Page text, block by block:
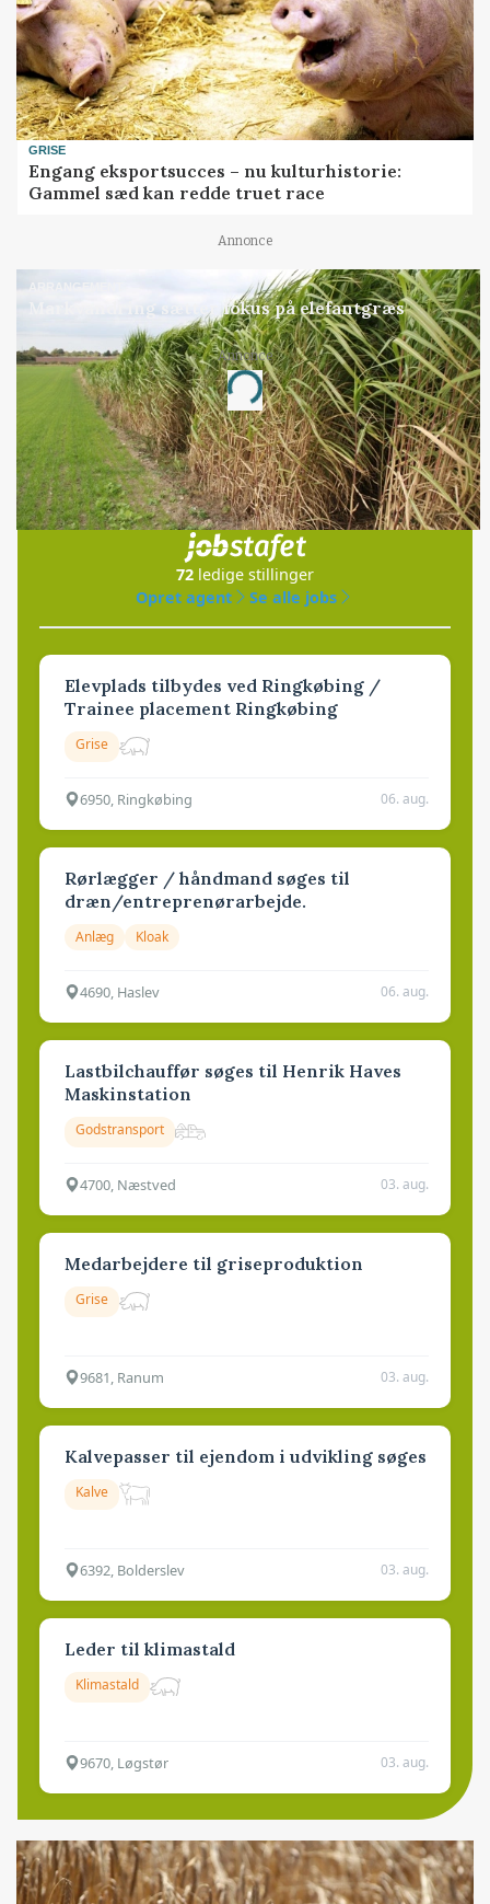
GRISE
Engang eksportsucces – nu kulturhistorie:
Gammel sæd kan redde truet race
Annonce
ARRANGEMENT
Markvandring sætter fokus på elefantgræs
Annonce
Loading...
Jobs
i samarbejde med
72 ledige stillinger
Opret agent
Se alle jobs
Elevplads tilbydes ved Ringkøbing /
Trainee placement Ringkøbing
Grise
6950, Ringkøbing 06. aug.
Rørlægger / håndmand søges til
dræn/entreprenørarbejde.
Anlæg Kloak
4690, Haslev 06. aug.
Lastbilchauffør søges til Henrik Haves
Maskinstation
Godstransport
4700, Næstved 03. aug.
Medarbejdere til griseproduktion
Grise
9681, Ranum 03. aug.
Kalvepasser til ejendom i udvikling søges
Kalve
6392, Bolderslev 03. aug.
Leder til klimastald
Klimastald
9670, Løgstør 03. aug.